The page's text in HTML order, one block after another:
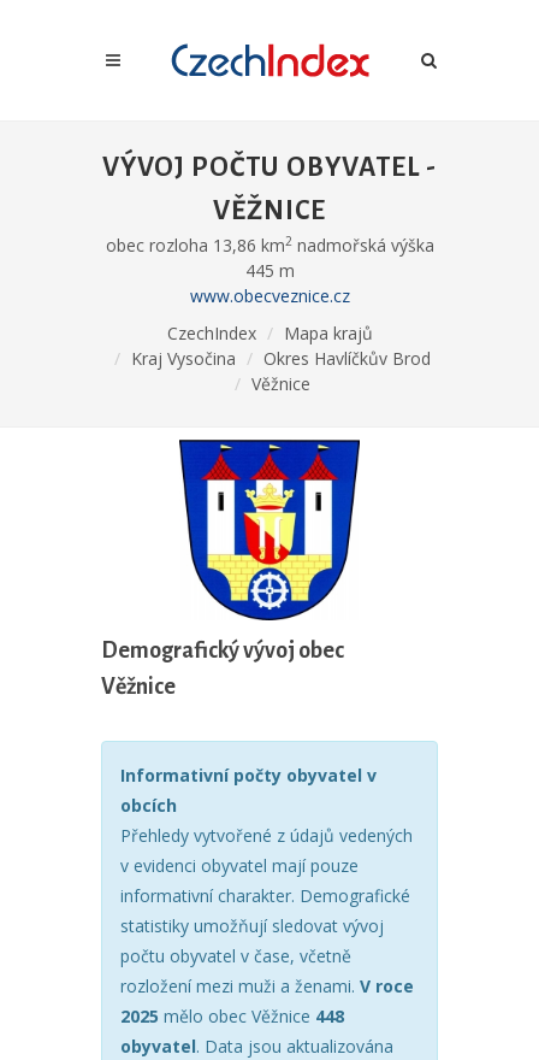
VÝVOJ POČTU OBYVATEL -
VĚŽNICE
obec rozloha 13,86 km2nadmořská výška
445 m
www.obecveznice.cz
CzechIndex
Mapa krajů
Kraj Vysočina
Okres Havlíčkův Brod
Věžnice
Demografický vývoj obec
Věžnice
Informativní počty obyvatel v
obcích
Přehledy vytvořené z údajů vedených
v evidenci obyvatel mají pouze
informativní charakter. Demografické
statistiky umožňují sledovat vývoj
počtu obyvatel v čase, včetně
rozložení mezi muži a ženami. V roce
2025 mělo obec Věžnice 448
obyvatel. Data jsou aktualizována